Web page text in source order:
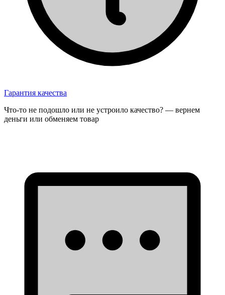
Гарантия качества
Что-то не подошло или не устроило качество? — вернем
деньги или обменяем товар